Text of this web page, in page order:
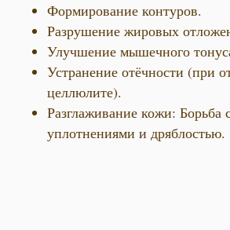
Формирование контуров.
Разрушение жировых
Улучшение мышечного
Устранение отёчности (при
целлюлите).
Разглаживание кожи:
уплотнениями и дряблостью.